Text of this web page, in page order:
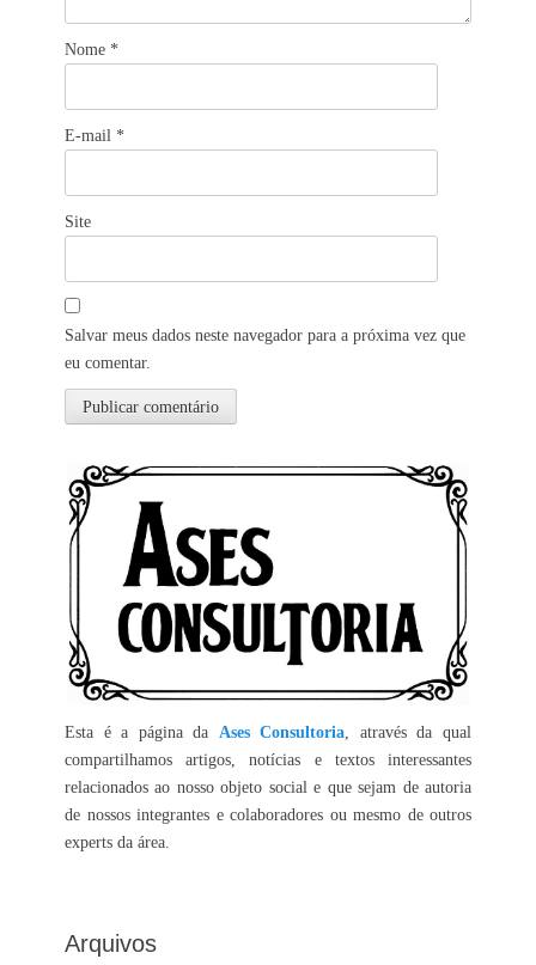
Nome *
E-mail *
Site
Salvar meus dados neste navegador para a próxima vez que
eu comentar.
Esta é a página da Ases Consultoria , através da qual
compartilhamos artigos, notícias e textos interessantes
relacionados ao nosso objeto social e que sejam de autoria
de nossos integrantes e colaboradores ou mesmo de outros
experts da área.
Arquivos